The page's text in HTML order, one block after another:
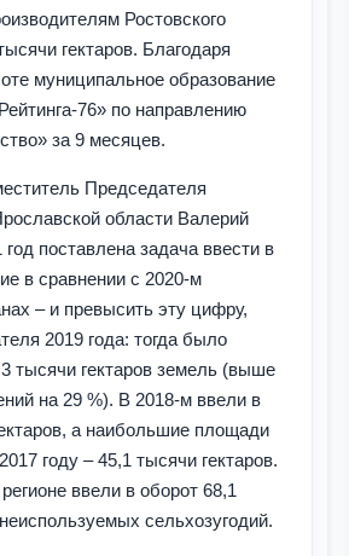
Ростовского
гектаров. Благодаря
муниципальное образование
76» по направлению
за 9 месяцев.
Председателя
области Валерий
поставлена задача ввести в
в сравнении с 2020-м
– и превысить эту цифру,
2019 года: тогда было
тысячи гектаров земель (выше
на 29 %). В 2018-м ввели в
а наибольшие площади
году – 45,1 тысячи гектаров.
ввели в оборот 68,1
сельхозугодий.